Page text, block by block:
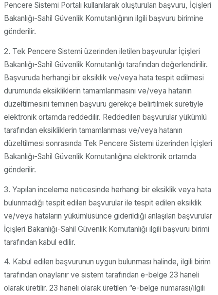
Pencere Sistemi Portalı kullanılarak oluşturulan başvuru, İçişleri
Bakanlığı-Sahil Güvenlik Komutanlığının ilgili başvuru birimine
gönderilir.
2. Tek Pencere Sistemi üzerinden iletilen başvurular İçişleri
Bakanlığı-Sahil Güvenlik Komutanlığı tarafından değerlendirilir.
Başvuruda herhangi bir eksiklik ve/veya hata tespit edilmesi
durumunda eksikliklerin tamamlanmasını ve/veya hatanın
düzeltilmesini teminen başvuru gerekçe belirtilmek suretiyle
elektronik ortamda reddedilir. Reddedilen başvurular yükümlü
tarafından eksikliklerin tamamlanması ve/veya hatanın
düzeltilmesi sonrasında Tek Pencere Sistemi üzerinden İçişleri
Bakanlığı-Sahil Güvenlik Komutanlığına elektronik ortamda
gönderilir.
3. Yapılan inceleme neticesinde herhangi bir eksiklik veya hata
bulunmadığı tespit edilen başvurular ile tespit edilen eksiklik
ve/veya hataların yükümlüsünce giderildiği anlaşılan başvurular
İçişleri Bakanlığı-Sahil Güvenlik Komutanlığı ilgili başvuru birimi
tarafından kabul edilir.
4. Kabul edilen başvurunun uygun bulunması halinde, ilgili birim
tarafından onaylanır ve sistem tarafından e-belge 23 haneli
olarak üretilir. 23 haneli olarak üretilen “e-belge numarası/ilgili